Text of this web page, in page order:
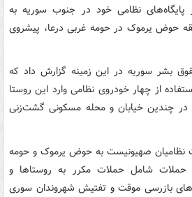
پایگاه‌های نظامی خود در جنوب سوریه به
حوض یرموک در حومه غربی درعا، پیشروی
بشر سوریه در این زمینه گزارش داد که
از چهار خودروی نظامی وارد این روستا
چندین خیابان و محله مسکونی گشت‌زنی
نظامیان صهیونیست به حوض یرموک و حومه
حملات شامل حملات مکرر به روستاها و
بازرسی موقت و تفتیش شهروندان سوری